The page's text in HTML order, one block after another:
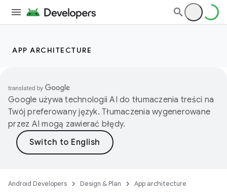
APP ARCHITECTURE
Google używa technologii AI do tłumaczenia treści na
Twój preferowany język. Tłumaczenia wygenerowane
przez AI mogą zawierać błędy.
Android Developers Design & Plan App architecture